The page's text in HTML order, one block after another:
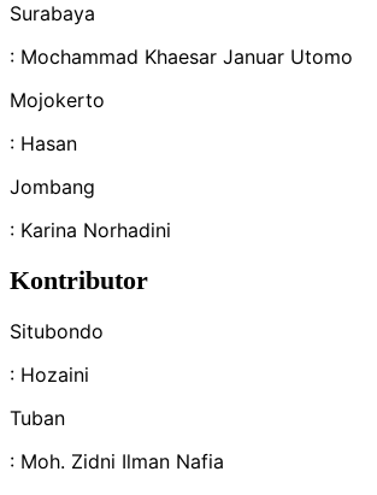
Surabaya
: Mochammad Khaesar Januar Utomo
Mojokerto
: Hasan
Jombang
: Karina Norhadini
Kontributor
Situbondo
: Hozaini
Tuban
: Moh. Zidni Ilman Nafia